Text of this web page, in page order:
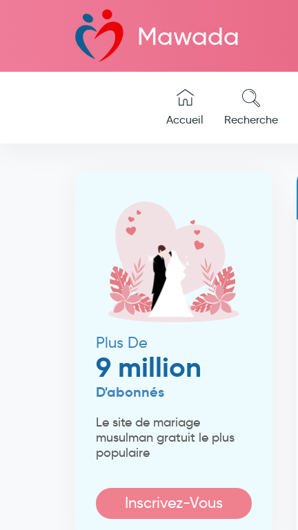
Mawada
Accueil Recherche
Plus De
9 million
D'abonnés
Le site de mariage
musulman gratuit le plus
populaire
Inscrivez-Vous